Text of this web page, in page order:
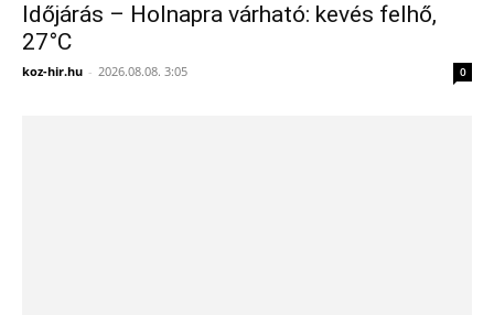
Időjárás – Holnapra várható: kevés felhő,
27°C
koz-hir.hu - 2026.08.08. 3:05 0